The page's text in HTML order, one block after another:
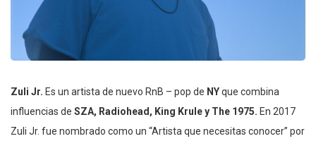
Zuli Jr. Es un artista de nuevo RnB – pop de NYque combina
influencias de SZA, Radiohead, King Krule y The 1975. En 2017
Zuli Jr. fue nombrado como un “Artista que necesitas conocer” por